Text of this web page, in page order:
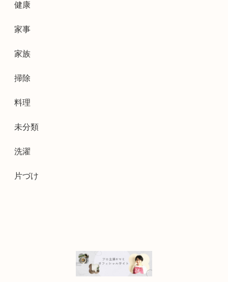
健康
家事
家族
掃除
料理
未分類
洗濯
片づけ